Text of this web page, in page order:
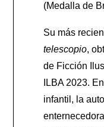
(Medalla de
Su más
telescopio,
de Ficción
ILBA 2023.
infantil, la